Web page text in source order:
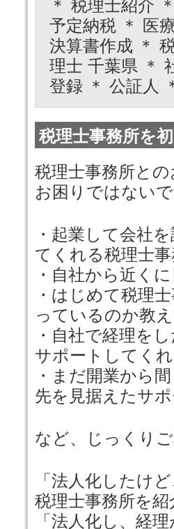
＊ 税理士紹介
予定納税 ＊ 医
決算書作成 ＊
理士 千葉県 ＊
登録 ＊ 公証人
税理士事務所を
税理士事務所と
お困りではない
・起業して会社
てくれる税理士
・自社から近く
・はじめて税理
っているのか教え
・自社で経理を
サポートしてく
・まだ開業から
先を見据えたサ
など、じっくりご
「法人化したけ
税理士事務所を紹
「法人化し、経